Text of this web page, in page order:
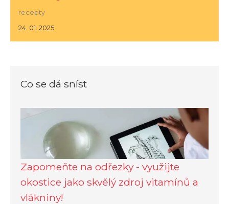
recepty
24. 01. 2025
Co se dá sníst
Zapomeňte na odřezky - využijte
okostice jako skvělý zdroj vitamínů a
vlákniny!